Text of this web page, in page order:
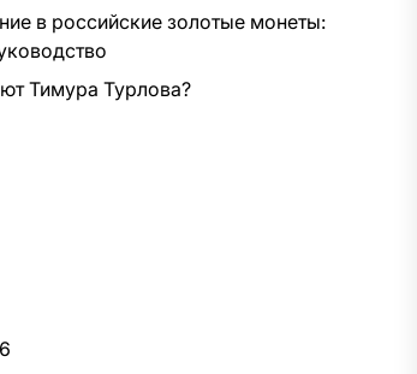
в российские золотые монеты:
Тимура Турлова?